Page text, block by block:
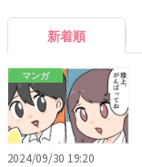
新着順
マンガ
2024/09/30 19:20